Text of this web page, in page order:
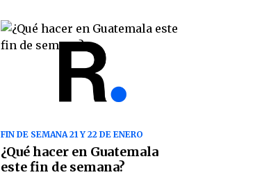
FIN DE SEMANA 21 Y 22 DE ENERO
¿Qué hacer en Guatemala
este fin de semana?